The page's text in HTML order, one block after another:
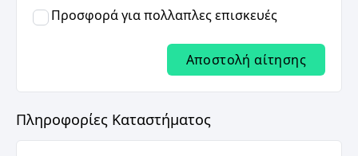
Προσφορά για πολλαπλες επισκευές
Αποστολή αίτησης
Πληροφορίες Καταστήματος